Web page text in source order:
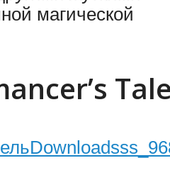
магической